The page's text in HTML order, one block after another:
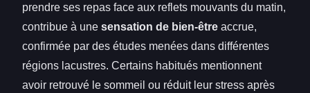
prendre ses repas face aux reflets mouvants du matin,
contribue à une sensation de bien-être accrue,
confirmée par des études menées dans différentes
régions lacustres. Certains habitués mentionnent
avoir retrouvé le sommeil ou réduit leur stress après